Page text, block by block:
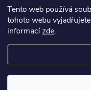
Tento web používá
tohoto webu
informacízde.
Copyright 2026